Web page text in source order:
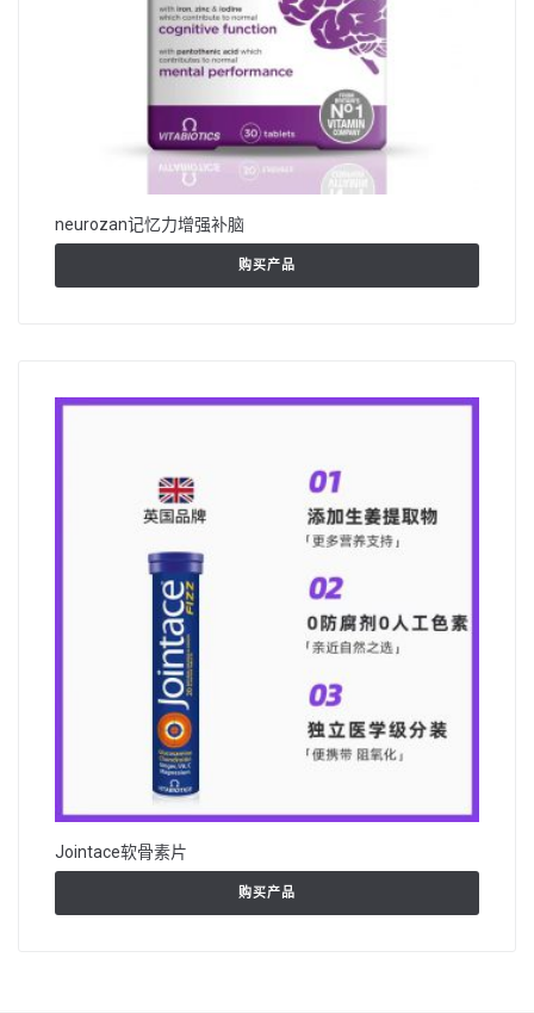
neurozan记忆力增强补脑
购买产品
Jointace软骨素片
购买产品